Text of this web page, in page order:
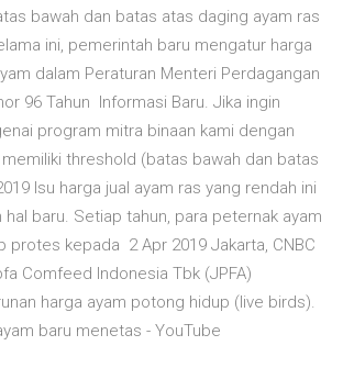
bawah dan batas atas daging ayam ras
ini, pemerintah baru mengatur harga
dalam Peraturan Menteri Perdagangan
96 Tahun Informasi Baru. Jika ingin
program mitra binaan kami dengan
threshold (batas bawah dan batas
Isu harga jual ayam ras yang rendah ini
hal baru. Setiap tahun, para peternak ayam
protes kepada 2 Apr 2019 Jakarta, CNBC
Comfeed Indonesia Tbk (JPFA)
harga ayam potong hidup (live birds).
baru menetas - YouTube